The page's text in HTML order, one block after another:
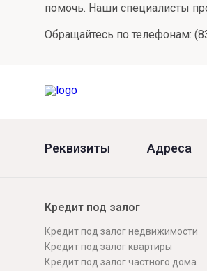
помочь. Наши специалисты
Обращайтесь по телефонам:
Реквизиты Адреса
Кредит под залог
Кредит под залог недвижимости
Кредит под залог квартиры
Кредит под залог частного дома